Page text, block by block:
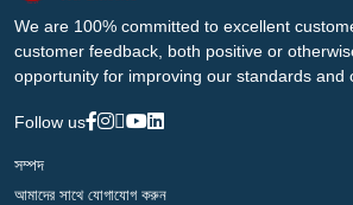
We are 100% committed to excellent
customer feedback, both positive or
opportunity for improving our standards and
Follow us
সম্পদ
আমাদের সাথে যোগাযোগ করুন